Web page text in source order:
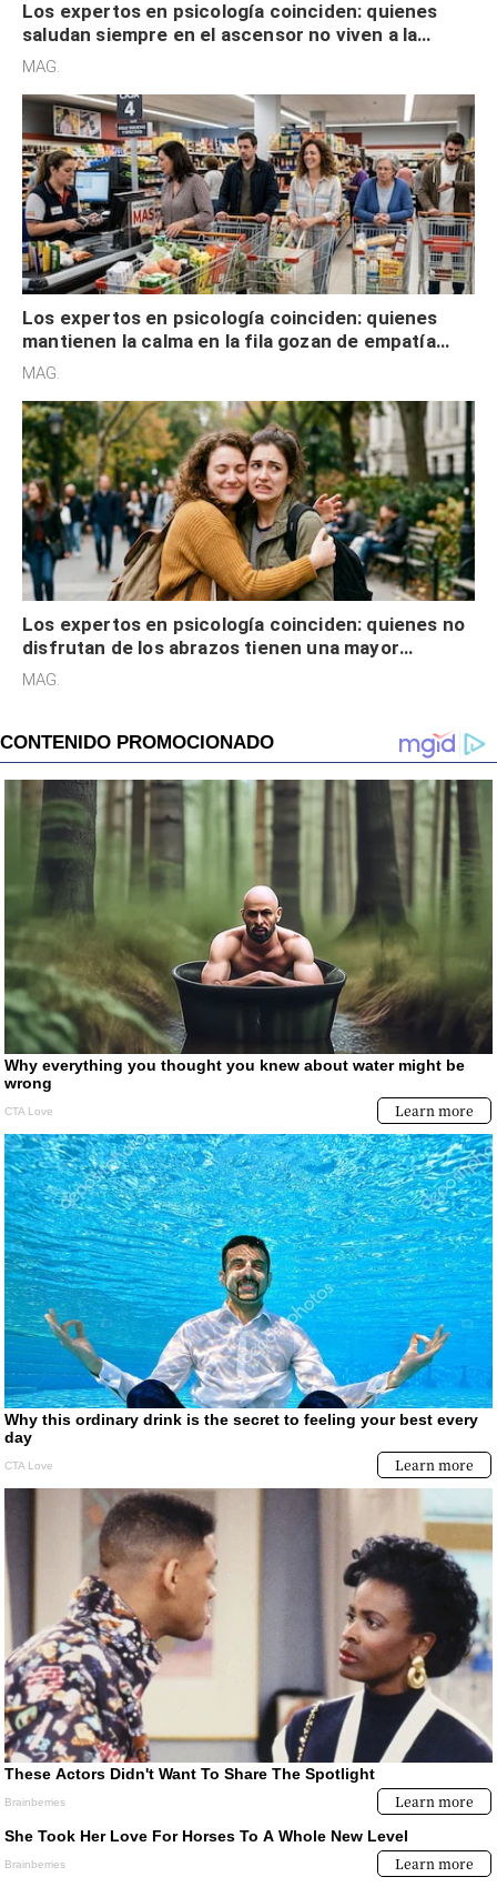
Los expertos en psicología coinciden: quienes
saludan siempre en el ascensor no viven a la
defensiva y tienen apertura social
MAG.
Los expertos en psicología coinciden: quienes
mantienen la calma en la fila gozan de empatía
cognitiva, gratitud y no solo tienen autocontrol
MAG.
Los expertos en psicología coinciden: quienes no
disfrutan de los abrazos tienen una mayor
sensibilidad a los estímulos físicos y no es por
MAG.